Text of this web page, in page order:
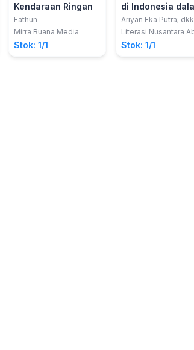
Kendaraan Ringan
Fathun
Mirra Buana Media
Stok: 1/1
di Indonesia
Sudut Pandang
Teknik Industri
Ariyan Eka Putra; dkk
Literasi Nusantara
Stok: 1/1